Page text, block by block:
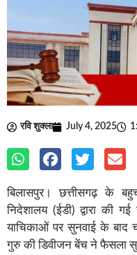
रवि शुक्ला July 4, 2025
बिलासपुर। छत्तीसगढ़ के
निदेशालय (ईडी) द्वारा की
याचिकाओं पर सुनवाई के बाद
गुरु की डिवीजन बेंच ने फैसला